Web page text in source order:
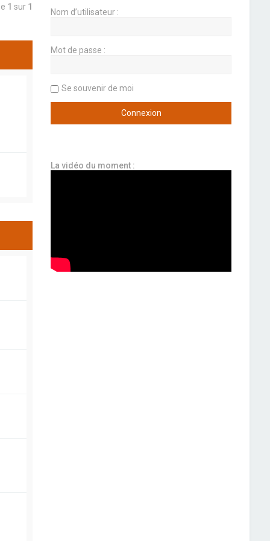
1 sur 1
Nom d’utilisateur :
Mot de passe :
Se souvenir de moi
La vidéo du moment :